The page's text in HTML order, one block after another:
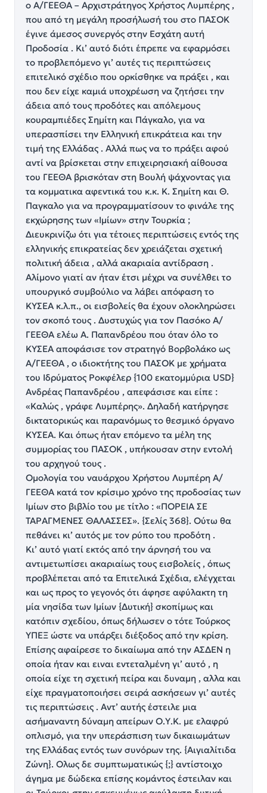
ο Α/ΓΕΕΘΑ – Αρχιστράτηγος Χρήστος Λυμπέρης ,
που από τη μεγάλη προσήλωσή του στο ΠΑΣΟΚ
έγινε άμεσος συνεργός στην Εσχάτη αυτή
Προδοσία . Κι’ αυτό διότι έπρεπε να εφαρμόσει
το προβλεπόμενο γι’ αυτές τις περιπτώσεις
επιτελικό σχέδιο που ορκίσθηκε να πράξει , και
που δεν είχε καμιά υποχρέωση να ζητήσει την
άδεια από τους προδότες και απόλεμους
κουραμπιέδες Σημίτη και Πάγκαλο, για να
υπερασπίσει την Ελληνική επικράτεια και την
τιμή της Ελλάδας . Αλλά πως να το πράξει αφού
αντί να βρίσκεται στην επιχειρησιακή αίθουσα
του ΓΕΕΘΑ βρισκόταν στη Βουλή ψάχνοντας για
τα κομματικα αφεντικά του κ.κ. Κ. Σημίτη και Θ.
Παγκαλο για να προγραμματίσουν το φινάλε της
εκχώρησης των «Ιμίων» στην Τουρκία ;
Διευκρινίζω ότι για τέτοιες περιπτώσεις εντός της
ελληνικής επικρατείας δεν χρειάζεται σχετική
πολιτική άδεια , αλλά ακαριαία αντίδραση .
Αλίμονο γιατί αν ήταν έτσι μέχρι να συνέλθει το
υπουργικό συμβούλιο να λάβει απόφαση το
ΚΥΣΕΑ κ.λ.π., οι εισβολείς θα έχουν ολοκληρώσει
τον σκοπό τους . Δυστυχώς για τον Πασόκο Α/
ΓΕΕΘΑ ελέω Α. Παπανδρέου που όταν όλο το
ΚΥΣΕΑ αποφάσισε τον στρατηγό Βορβολάκο ως
Α/ΓΕΕΘΑ , ο ιδιοκτήτης του ΠΑΣΟΚ με χρήματα
του Ιδρύματος Ροκφέλερ {100 εκατομμύρια USD}
Ανδρέας Παπανδρέου , απεφάσισε και είπε :
«Καλώς , γράφε Λυμπέρης». Δηλαδή κατήργησε
δικτατορικώς και παρανόμως το θεσμικό όργανο
ΚΥΣΕΑ. Και όπως ήταν επόμενο τα μέλη της
συμμορίας του ΠΑΣΟΚ , υπήκουσαν στην εντολή
του αρχηγού τους .
Ομολογία του ναυάρχου Χρήστου Λυμπέρη Α/
ΓΕΕΘΑ κατά τον κρίσιμο χρόνο της προδοσίας των
Ιμίων στο βιβλίο του με τίτλο : «ΠΟΡΕΙΑ ΣΕ
ΤΑΡΑΓΜΕΝΕΣ ΘΑΛΑΣΣΕΣ». {Σελίς 368}. Ούτω θα
πεθάνει κι’ αυτός με τον ρύπο του προδότη .
Κι’ αυτό γιατί εκτός από την άρνησή του να
αντιμετωπίσει ακαριαίως τους εισβολείς , όπως
προβλέπεται από τα Επιτελικά Σχέδια, ελέγχεται
και ως προς το γεγονός ότι άφησε αφύλακτη τη
μία νησίδα των Ιμίων {Δυτική} σκοπίμως και
κατόπιν σχεδίου, όπως δήλωσεν ο τότε Τούρκος
ΥΠΕΞ ώστε να υπάρξει διέξοδος από την κρίση.
Επίσης αφαίρεσε το δικαίωμα από την ΑΣΔΕΝ η
οποία ήταν και ειναι εντεταλμένη γι’ αυτό , η
οποία είχε τη σχετική πείρα και δυναμη , αλλα και
είχε πραγματοποιήσει σειρά ασκήσεων γι’ αυτές
τις περιπτώσεις . Αντ’ αυτής έστειλε μια
ασήμαναντη δύναμη απείρων Ο.Υ.Κ. με ελαφρύ
οπλισμό, για την υπεράσπιση των δικαιωμάτων
της Ελλάδας εντός των συνόρων της. {Αιγιαλίτιδα
Ζώνη}. Ολως δε συμπτωματικώς {;} αντίστοιχο
άγημα με δώδεκα επίσης κομάντος έστειλαν και